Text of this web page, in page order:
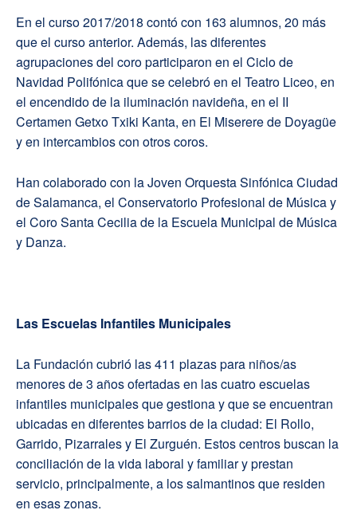
En el curso 2017/2018 contó con 163 alumnos, 20 más
que el curso anterior. Además, las diferentes
agrupaciones del coro participaron en el Ciclo de
Navidad Polifónica que se celebró en el Teatro Liceo, en
el encendido de la iluminación navideña, en el II
Certamen Getxo Txiki Kanta, en El Miserere de Doyagüe
y en intercambios con otros coros.
Han colaborado con la Joven Orquesta Sinfónica Ciudad
de Salamanca, el Conservatorio Profesional de Música y
el Coro Santa Cecilia de la Escuela Municipal de Música
y Danza.
Las Escuelas Infantiles Municipales
La Fundación cubrió las 411 plazas para niños/as
menores de 3 años ofertadas en las cuatro escuelas
infantiles municipales que gestiona y que se encuentran
ubicadas en diferentes barrios de la ciudad: El Rollo,
Garrido, Pizarrales y El Zurguén. Estos centros buscan la
conciliación de la vida laboral y familiar y prestan
servicio, principalmente, a los salmantinos que residen
en esas zonas.